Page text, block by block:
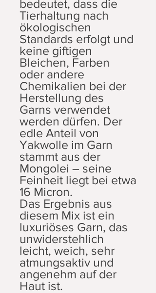
bedeutet, dass die
Tierhaltung nach
ökologischen
Standards erfolgt und
keine giftigen
Bleichen, Farben
oder andere
Chemikalien bei der
Herstellung des
Garns verwendet
werden dürfen. Der
edle Anteil von
Yakwolle im Garn
stammt aus der
Mongolei – seine
Feinheit liegt bei etwa
16 Micron.
Das Ergebnis aus
diesem Mix ist ein
luxuriöses Garn, das
unwiderstehlich
leicht, weich, sehr
atmungsaktiv und
angenehm auf der
Haut ist.